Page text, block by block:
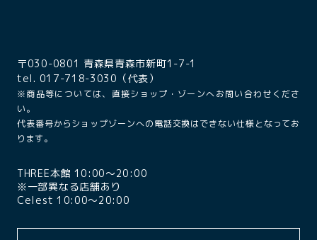
〒030-0801 青森県青森市新町1-7-1
tel. 017-718-3030（代表）
※商品等については、直接ショップ・ゾーンへお問い合わせくださ
い。
代表番号からショップゾーンへの電話交換はできない仕様となってお
ります。
THREE本館 10:00〜20:00
※一部異なる店舗あり
Celest 10:00〜20:00